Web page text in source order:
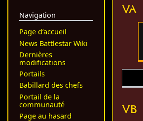
VA
VB
Navigation
Page d’accueil
News Battlestar Wiki
Dernières
modifications
Portails
Babillard des chefs
Portail de la
communauté
Page au hasard